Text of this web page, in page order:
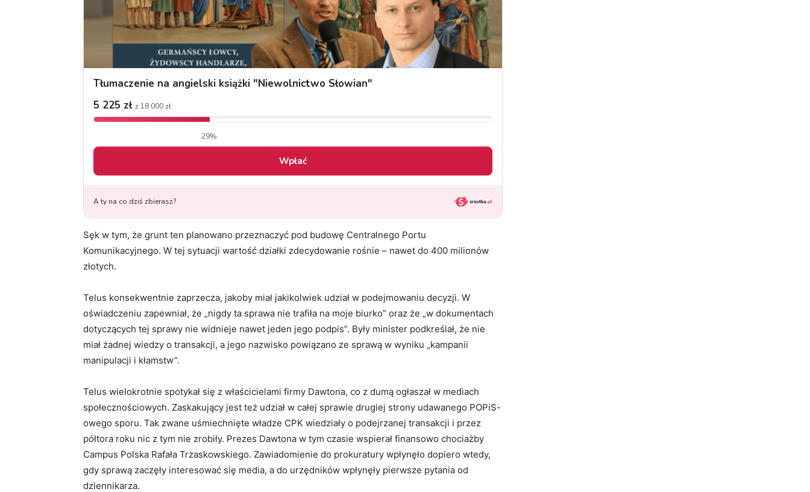
Sęk w tym, że grunt ten planowano przeznaczyć pod budowę Centralnego Portu
Komunikacyjnego. W tej sytuacji wartość działki zdecydowanie rośnie – nawet do 400 milionów
złotych.
Telus konsekwentnie zaprzecza, jakoby miał jakikolwiek udział w podejmowaniu decyzji. W
oświadczeniu zapewniał, że „nigdy ta sprawa nie trafiła na moje biurko” oraz że „w dokumentach
dotyczących tej sprawy nie widnieje nawet jeden jego podpis”. Były minister podkreślał, że nie
miał żadnej wiedzy o transakcji, a jego nazwisko powiązano ze sprawą w wyniku „kampanii
manipulacji i kłamstw”.
Telus wielokrotnie spotykał się z właścicielami firmy Dawtona, co z dumą ogłaszał w mediach
społecznościowych. Zaskakujący jest też udział w całej sprawie drugiej strony udawanego POPiS-
owego sporu. Tak zwane uśmiechnięte władze CPK wiedziały o podejrzanej transakcji i przez
półtora roku nic z tym nie zrobiły. Prezes Dawtona w tym czasie wspierał finansowo chociażby
Campus Polska Rafała Trzaskowskiego. Zawiadomienie do prokuratury wpłynęło dopiero wtedy,
gdy sprawą zaczęły interesować się media, a do urzędników wpłynęły pierwsze pytania od
dziennikarza.